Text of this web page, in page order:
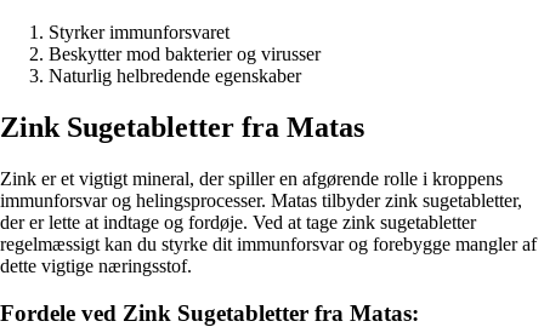
Styrker immunforsvaret
Beskytter mod bakterier og virusser
Naturlig helbredende egenskaber
Zink Sugetabletter fra Matas
Zink er et vigtigt mineral, der spiller en afgørende rolle i kroppens
immunforsvar og helingsprocesser. Matas tilbyder zink sugetabletter,
der er lette at indtage og fordøje. Ved at tage zink sugetabletter
regelmæssigt kan du styrke dit immunforsvar og forebygge mangler af
dette vigtige næringsstof.
Fordele ved Zink Sugetabletter fra Matas: